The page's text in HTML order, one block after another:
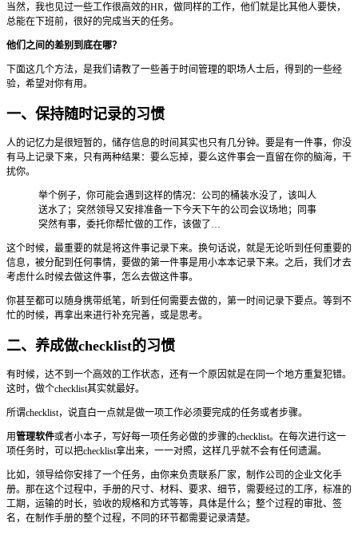
当然，我也见过一些工作很高效的HR，做同样的工作，他们就是比其他人要快，
总能在下班前，很好的完成当天的任务。
他们之间的差别到底在哪？
下面这几个方法，是我们请教了一些善于时间管理的职场人士后，得到的一些经
验，希望对你有用。
一、保持随时记录的习惯
人的记忆力是很短暂的，储存信息的时间其实也只有几分钟。要是有一件事，你没
有马上记录下来，只有两种结果：要么忘掉，要么这件事会一直留在你的脑海，干
扰你。
举个例子，你可能会遇到这样的情况：公司的桶装水没了，该叫人
送水了；突然领导又安排准备一下今天下午的公司会议场地；同事
突然有事，委托你帮忙做的工作，该做了…
这个时候，最重要的就是将这件事记录下来。换句话说，就是无论听到任何重要的
信息，被分配到任何事情，要做的第一件事是用小本本记录下来。之后，我们才去
考虑什么时候去做这件事，怎么去做这件事。
你甚至都可以随身携带纸笔，听到任何需要去做的，第一时间记录下要点。等到不
忙的时候，再拿出来进行补充完善，或是思考。
二、养成做checklist的习惯
有时候，达不到一个高效的工作状态，还有一个原因就是在同一个地方重复犯错。
这时，做个checklist其实就最好。
所谓checklist，说直白一点就是做一项工作必须要完成的任务或者步骤。
用管理软件或者小本子，写好每一项任务必做的步骤的checklist。在每次进行这一
项任务时，可以把checklist拿出来，一一对照，这样几乎就不会有任何遗漏。
比如，领导给你安排了一个任务，由你来负责联系厂家，制作公司的企业文化手
册。那在这个过程中，手册的尺寸、材料、要求、细节，需要经过的工序，标准的
工期，运输的时长，验收的规格和方式等等，具体是什么；整个过程的审批、签
名，在制作手册的整个过程，不同的环节都需要记录清楚。